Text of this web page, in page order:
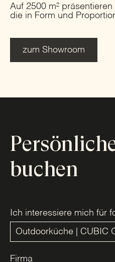
Auf 2500 m²
die in Form und
zum Showroom
buchen
Ich interessiere mich für
Firma